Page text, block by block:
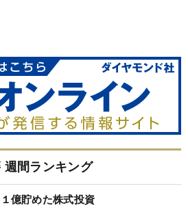
週間ランキング
億貯めた株式投資